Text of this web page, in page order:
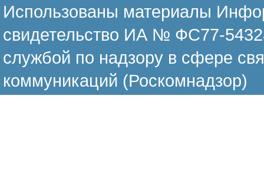
Использованы материалы
свидетельство ИА № ФС77-
службой по надзору в сфере
коммуникаций (Роскомнадзор)